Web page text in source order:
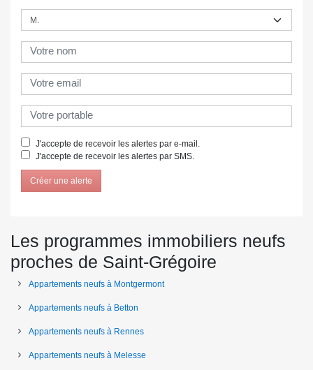
J'accepte de recevoir les alertes par e-mail.
J'accepte de recevoir les alertes par SMS.
Créer une alerte
Les programmes immobiliers neufs
proches de Saint-Grégoire
Appartements neufs à Montgermont
Appartements neufs à Betton
Appartements neufs à Rennes
Appartements neufs à Melesse